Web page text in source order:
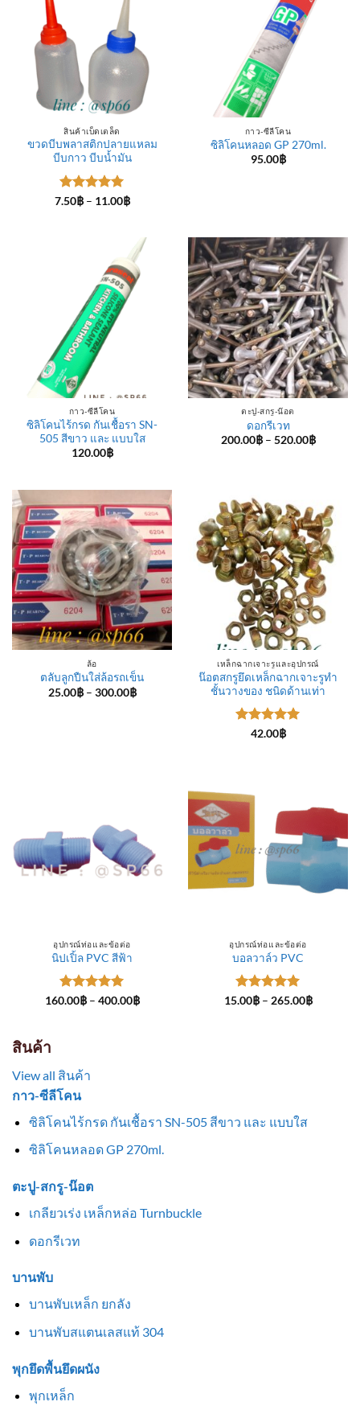
สินค้าเบ็ดเตล็ด
ขวดบีบพลาสติกปลายแหลม
บีบกาว บีบน้ำมัน
ให้คะแนน
7.50฿ – 11.00฿Price
11.00฿
กาว-ซีลีโคน
ซิลิโคนหลอด GP 270ml.
95.00฿
กาว-ซีลีโคน
ซิลิโคนไร้กรด กันเชื้อรา SN-
505 สีขาว และ แบบใส
120.00฿
ตะปู-สกรู-น๊อต
ดอกรีเวท
200.00฿ – 520.00฿Price
ล้อ
ตลับลูกปืนใส่ล้อรถเข็น
25.00฿ – 300.00฿Price
เหล็กฉากเจาะรูและอุปกรณ์
น๊อตสกรูยึดเหล็กฉากเจาะรูทำ
ชั้นวางของ ชนิดด้านเท่า
ให้คะแนน
42.00฿
อุปกรณ์ท่อและข้อต่อ
นิปเปิ้ล PVC สีฟ้า
ให้คะแนน
160.00฿ – 400.00฿Price
อุปกรณ์ท่อและข้อต่อ
บอลวาล์ว PVC
ให้คะแนน
15.00฿ – 265.00฿Price
สินค้า
View all สินค้า
กาว-ซีลีโคน
ซิลิโคนไร้กรด กันเชื้อรา SN-505 สีขาว และ แบบใส
ซิลิโคนหลอด GP 270ml.
ตะปู-สกรู-น๊อต
เกลียวเร่ง เหล็กหล่อ Turnbuckle
ดอกรีเวท
บานพับ
บานพับเหล็ก ยกลัง
บานพับสแตนเลสแท้ 304
พุกยึดพื้นยึดผนัง
พุกเหล็ก